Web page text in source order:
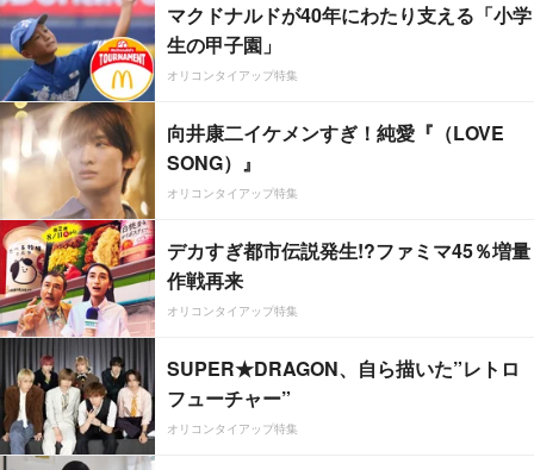
マクドナルドが40年にわたり支える「小学
生の甲子園」
オリコンタイアップ特集
向井康二イケメンすぎ！純愛『（LOVE
SONG）』
オリコンタイアップ特集
デカすぎ都市伝説発生!?ファミマ45％増量
作戦再来
オリコンタイアップ特集
SUPER★DRAGON、自ら描いた”レトロ
フューチャー”
オリコンタイアップ特集